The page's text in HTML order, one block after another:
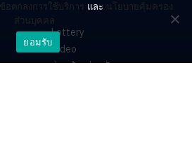
Lottery
Video
ร่วมด้วยช่วยกัน
อตกลงการใช้บริการ และ นโยบายคุ้มครอง
ส่วนบุคคล
ยอมรับ